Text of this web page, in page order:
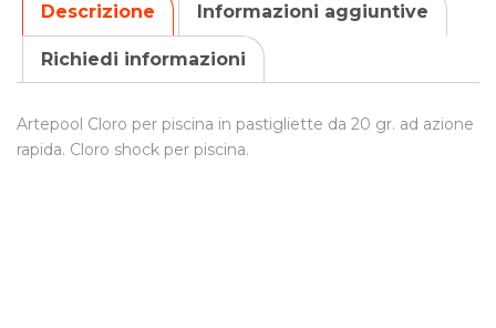
Descrizione Informazioni aggiuntive
Richiedi informazioni
Artepool Cloro per piscina in pastigliette da 20 gr. ad azione
rapida. Cloro shock per piscina.